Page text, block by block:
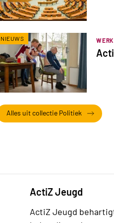
NIEUWS
Alles uit collectie Politiek
ActiZ Jeugd
ActiZ Jeugd